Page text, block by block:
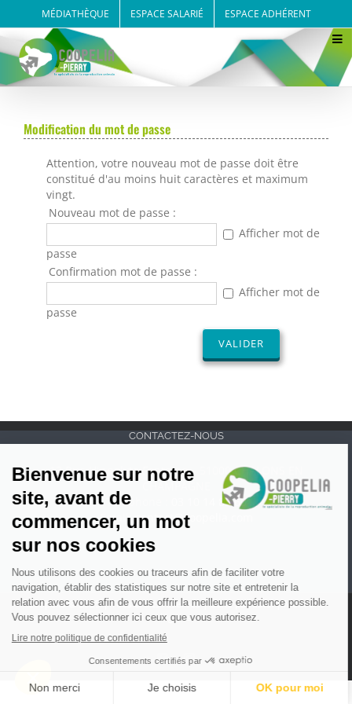
contenu
MÉDIATHÈQUE ESPACE SALARIÉ ESPACE ADHÉRENT
Modification du mot de passe
Attention, votre nouveau mot de passe doit être
constitué d'au moins huit caractères et maximum
vingt.
Nouveau mot de passe :
Afficher mot de
passe
Confirmation mot de passe :
Afficher mot de
passe
VALIDER
CONTACTEZ-NOUS
13 Rue Hippolyte Fontaine – 51000 CHALONS EN
CHAMPAGNE
Téléphone :
03 10 14 85 60
Email:contact@coopelia.com
Coopélia © 2025 | Tous droits réservés |Edité par Estel|Mentions
légales
FacebookInstagram